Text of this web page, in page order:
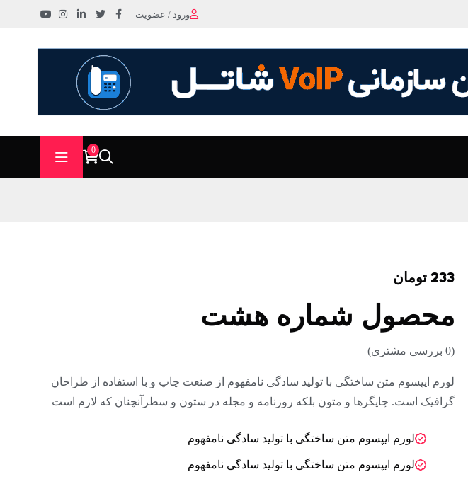
ورود / عضویت
0
233 تومان
محصول شماره هشت
(
0 بررسی مشتری)
لورم ایپسوم متن ساختگی با تولید سادگی نامفهوم از صنعت چاپ و با استفاده از طراحان
گرافیک است. چاپگرها و متون بلکه روزنامه و مجله در ستون و سطرآنچنان که لازم است
لورم ایپسوم متن ساختگی با تولید سادگی نامفهوم
لورم ایپسوم متن ساختگی با تولید سادگی نامفهوم